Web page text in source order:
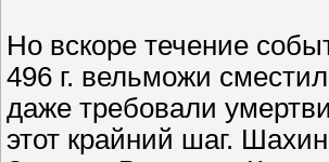
Но вскоре течение
496 г. вельможи
даже требовали
этот крайний шаг.